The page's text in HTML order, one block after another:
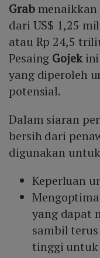
Grabmenaikkan
dari US$ 1,25
atau Rp 24,5
Pesaing Gojekini
yang diperoleh
potensial.
Dalam siaran
bersih dari
digunakan
Keperluan
yang dapat
sambil
tinggi untuk